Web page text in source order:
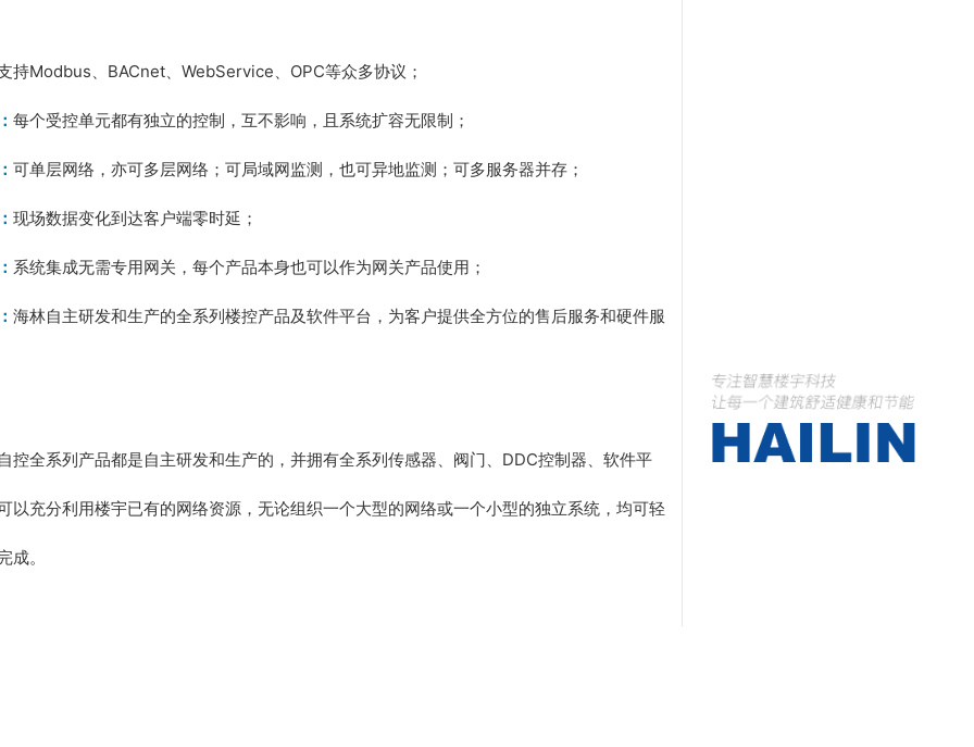
持Modbus、BACnet、WebService、OPC等众多协议；
每个受控单元都有独立的控制，互不影响，且系统扩容无限制；
可单层网络，亦可多层网络；可局域网监测，也可异地监测；可多服务器并存；
现场数据变化到达客户端零时延；
系统集成无需专用网关，每个产品本身也可以作为网关产品使用；
海林自主研发和生产的全系列楼控产品及软件平台，为客户提供全方位的售后服务和硬件服
控全系列产品都是自主研发和生产的，并拥有全系列传感器、阀门、DDC控制器、软件平
以充分利用楼宇已有的网络资源，无论组织一个大型的网络或一个小型的独立系统，均可轻
成。